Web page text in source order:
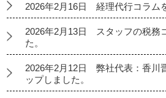
2026年2月16日 経理代行コラム
2026年2月13日 スタッフの税務
た。
2026年2月12日 弊社代表：香川
ップしました。